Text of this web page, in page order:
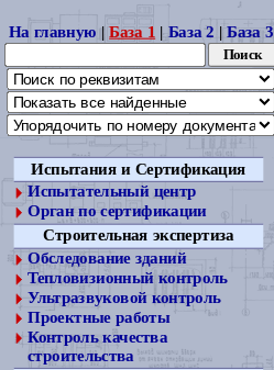
На главную |База 1 | База 2 |База 3
Испытания и Сертификация
Испытательный центр
Орган по сертификации
Строительная экспертиза
Обследование зданий
Тепловизионный контроль
Ультразвуковой контроль
Проектные работы
Контроль качества
строительства